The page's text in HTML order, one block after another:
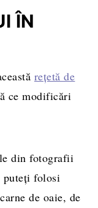
ÎN
rețetă de
ce modificări
din fotografii
puteți folosi
de oaie, de